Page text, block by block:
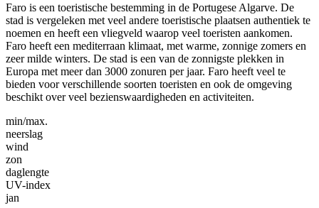
Faro is een toeristische bestemming in de Portugese Algarve. De
stad is vergeleken met veel andere toeristische plaatsen authentiek te
noemen en heeft een vliegveld waarop veel toeristen aankomen.
Faro heeft een mediterraan klimaat, met warme, zonnige zomers en
zeer milde winters. De stad is een van de zonnigste plekken in
Europa met meer dan 3000 zonuren per jaar. Faro heeft veel te
bieden voor verschillende soorten toeristen en ook de omgeving
beschikt over veel bezienswaardigheden en activiteiten.
min/max.
neerslag
wind
zon
daglengte
UV-index
jan